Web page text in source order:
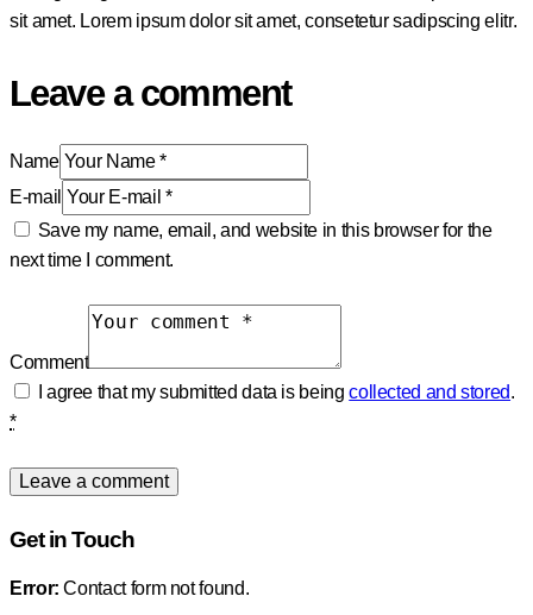
sit amet. Lorem ipsum dolor sit amet, consetetur sadipscing elitr.
Leave a comment
Name
E-mail
Save my name, email, and website in this browser for the
next time I comment.
Comment
I agree that my submitted data is beingcollected and stored.
*
Get in Touch
Error: Contact form not found.